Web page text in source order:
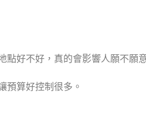
好不好，真的會影響人願不願
預算好控制很多。